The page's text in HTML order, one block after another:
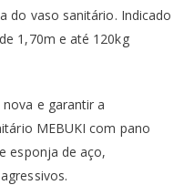
do vaso sanitário. Indicado
1,70m e até 120kg
e garantir a
MEBUKI com pano
esponja de aço,